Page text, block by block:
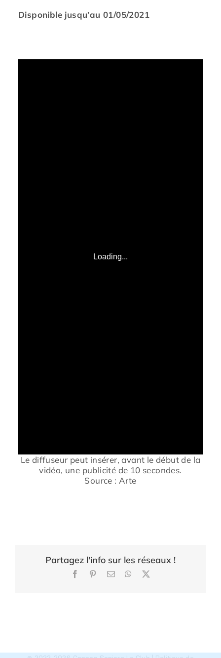
Disponible jusqu’au 01/05/2021
Le diffuseur peut insérer, avant le début de la
vidéo, une publicité de 10 secondes.
Source : Arte
Partagez l'info sur les réseaux !
FacebookPinterest
Email WhatsApp